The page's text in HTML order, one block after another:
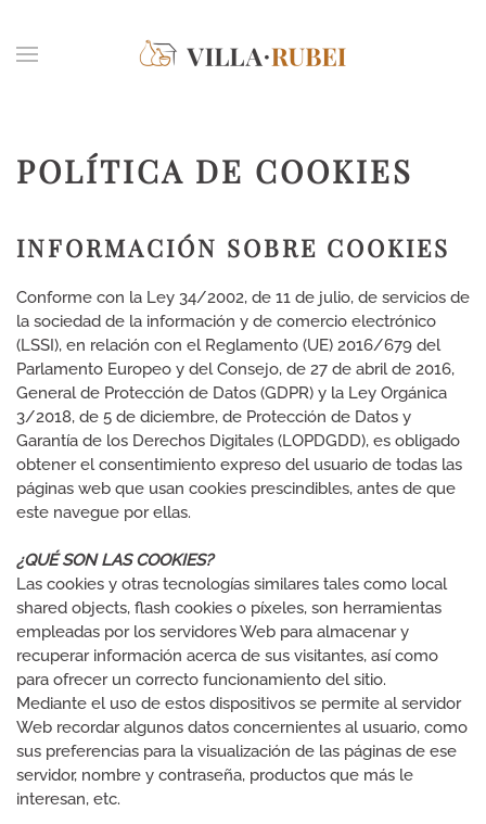
Skip to main content
POLÍTICA DE COOKIES
INFORMACIÓN SOBRE COOKIES
Conforme con la Ley 34/2002, de 11 de julio, de servicios de
la sociedad de la información y de comercio electrónico
(LSSI), en relación con el Reglamento (UE) 2016/679 del
Parlamento Europeo y del Consejo, de 27 de abril de 2016,
General de Protección de Datos (GDPR) y la Ley Orgánica
3/2018, de 5 de diciembre, de Protección de Datos y
Garantía de los Derechos Digitales (LOPDGDD), es obligado
obtener el consentimiento expreso del usuario de todas las
páginas web que usan cookies prescindibles, antes de que
este navegue por ellas.
¿QUÉ SON LAS COOKIES?
Las cookies y otras tecnologías similares tales como local
shared objects, flash cookies o píxeles, son herramientas
empleadas por los servidores Web para almacenar y
recuperar información acerca de sus visitantes, así como
para ofrecer un correcto funcionamiento del sitio.
Mediante el uso de estos dispositivos se permite al servidor
Web recordar algunos datos concernientes al usuario, como
sus preferencias para la visualización de las páginas de ese
servidor, nombre y contraseña, productos que más le
interesan, etc.